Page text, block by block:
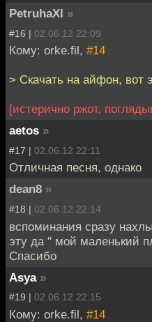
PetruhaXI »
#16 | 02.06.12 22:09
Кому: orke.fil, #14
> Скачать на айфон, вот
[истерично ржот,
aetos »
#17 | 02.06.12 22:11
Отличная песня, однако
dean8 »
#18 | 02.06.12 22:14
вспоминания сразу
эту да " мой маленький
Спасибо
Asya »
#19 | 02.06.12 22:15
Кому: orke.fil, #14